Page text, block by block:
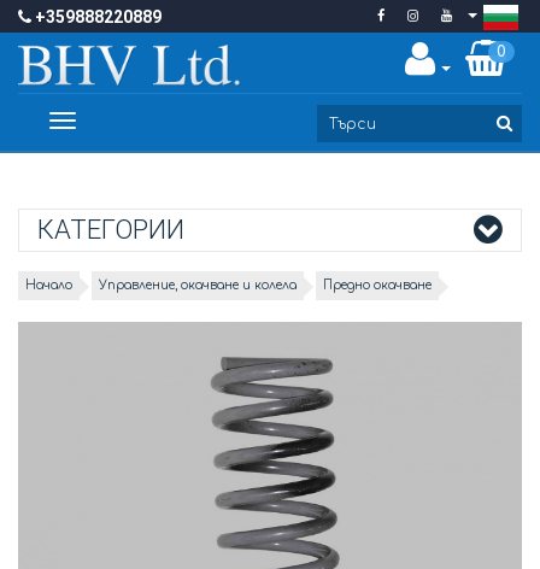
+359888220889
0
Toggle
КАТЕГОРИИ
Начало Управление, окачване и колела Предно окачване